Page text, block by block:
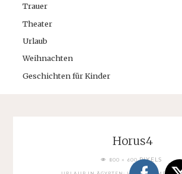
Trauer
Theater
Urlaub
Weihnachten
Geschichten für Kinder
Horus4
FULL800 × 600PIXELS